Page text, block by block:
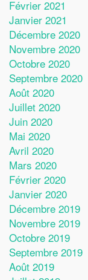
Février 2021
Janvier 2021
Décembre 2020
Novembre 2020
Octobre 2020
Septembre 2020
Août 2020
Juillet 2020
Juin 2020
Mai 2020
Avril 2020
Mars 2020
Février 2020
Janvier 2020
Décembre 2019
Novembre 2019
Octobre 2019
Septembre 2019
Août 2019